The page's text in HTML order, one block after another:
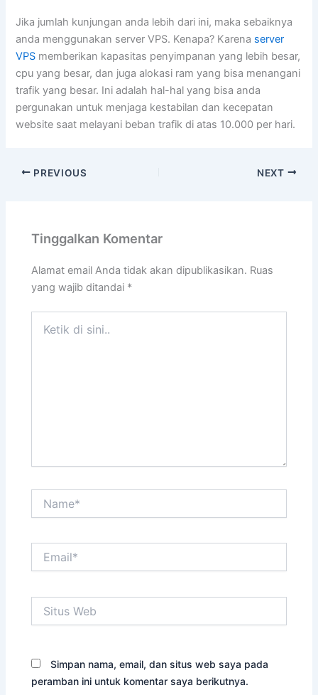
Jika jumlah kunjungan anda lebih dari ini, maka sebaiknya
anda menggunakan server VPS. Kenapa? Karena server
VPS memberikan kapasitas penyimpanan yang lebih besar,
cpu yang besar, dan juga alokasi ram yang bisa menangani
trafik yang besar. Ini adalah hal-hal yang bisa anda
pergunakan untuk menjaga kestabilan dan kecepatan
website saat melayani beban trafik di atas 10.000 per hari.
PREVIOUS NEXT
Tinggalkan Komentar
Alamat email Anda tidak akan dipublikasikan. Ruas
yang wajib ditandai *
Web
Simpan nama, email, dan situs web saya pada
peramban ini untuk komentar saya berikutnya.